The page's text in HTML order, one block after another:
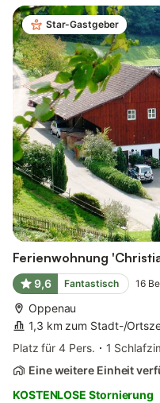
Star-Gastgeber
Ferienwohnung
9,6 Fantastisch 16
Oppenau
1,3 km zum Stadt-/
Platz für 4 Pers.
1
Eine weitere Einheit
KOSTENLOSE Stornierung